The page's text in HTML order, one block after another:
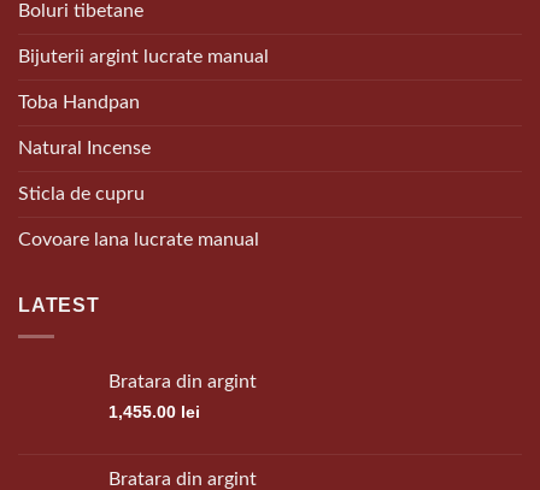
Boluri tibetane
Bijuterii argint lucrate manual
Toba Handpan
Natural Incense
Sticla de cupru
Covoare lana lucrate manual
LATEST
Bratara din argint
1,455.00 lei
Bratara din argint